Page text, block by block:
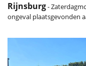
Rijnsburg-
ongeval plaatsgevonden